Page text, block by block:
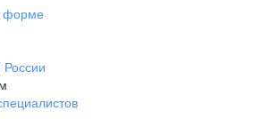
форме
России